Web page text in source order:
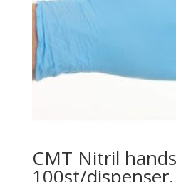
CMT Nitril
100st/dispenser,